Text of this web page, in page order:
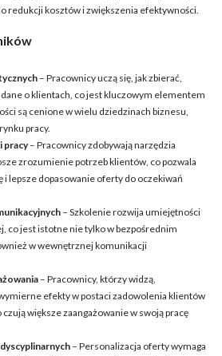
redukcji kosztów i zwiększenia efektywności.
– Pracownicy uczą się, jak zbierać,
o klientach, co jest kluczowym elementem
są cenione w wielu dziedzinach biznesu,
pracy.
pracy– Pracownicy zdobywają narzędzia
zrozumienie potrzeb klientów, co pozwala
i lepsze dopasowanie oferty do oczekiwań
– Szkolenie rozwija umiejętności
co jest istotne nie tylko w bezpośrednim
w wewnętrznej komunikacji
– Pracownicy, którzy widzą,
efekty w postaci zadowolenia klientów
większe zaangażowanie w swoją pracę
– Personalizacja oferty wymaga